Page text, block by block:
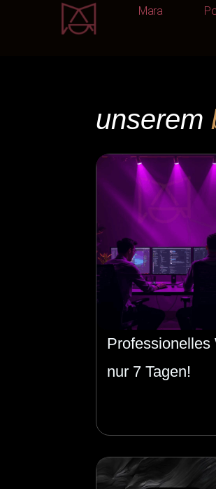
Mara
unserem
Professionelles
nur 7 Tagen!